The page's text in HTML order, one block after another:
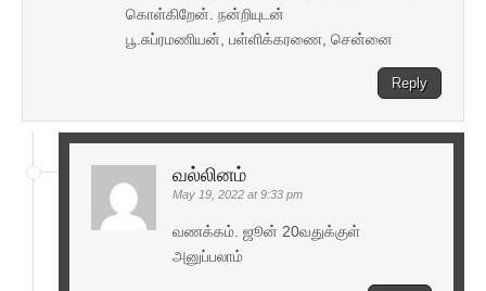
கொள்கிறேன். நன்றியுடன்
பூ.சுப்ரமணியன், பள்ளிக்கரணை, சென்னை
Reply
வல்லினம்
May 19, 2022 at 9:33 pm
வணக்கம். ஜூன் 20வதுக்குள்
அனுப்பலாம்